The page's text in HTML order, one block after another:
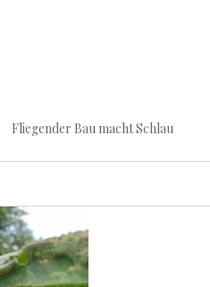
Fliegender Bau macht Schlau